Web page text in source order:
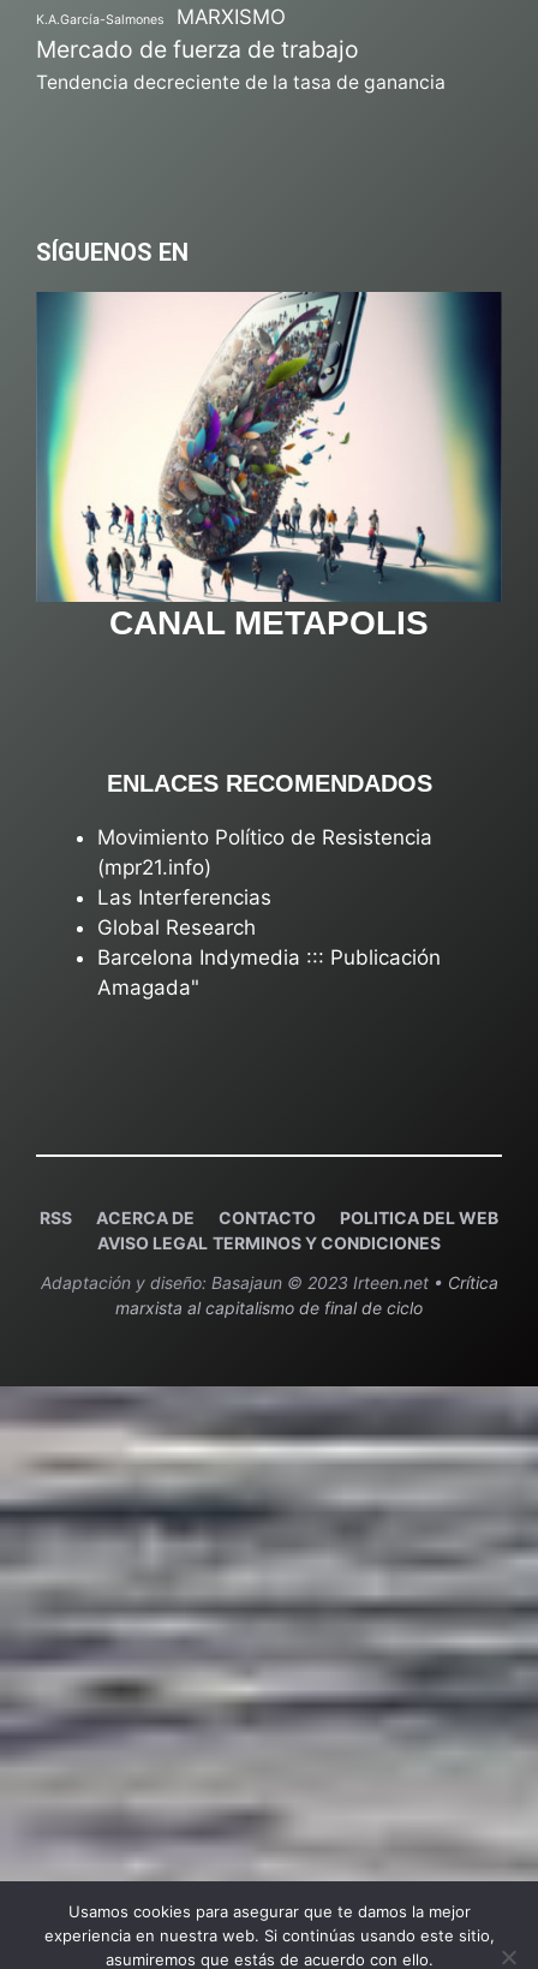
K.A.García-Salmones MARXISMO
Mercado de fuerza de trabajo
Tendencia decreciente de la tasa de ganancia
SÍGUENOS EN
CANAL METAPOLIS
ENLACES RECOMENDADOS
Movimiento Político de Resistencia
(mpr21.info)
Las Interferencias
Global Research
Barcelona Indymedia ::: Publicación
Amagada"
RSS ACERCA DE CONTACTO
POLITICA DEL WEB
AVISO LEGAL TERMINOS Y CONDICIONES
Adaptación y diseño: Basajaun © 2023 Irteen.net • Crítica
marxista al capitalismo de final de ciclo
Usamos cookies para asegurar que te damos la mejor
experiencia en nuestra web. Si continúas usando este sitio,
asumiremos que estás de acuerdo con ello.